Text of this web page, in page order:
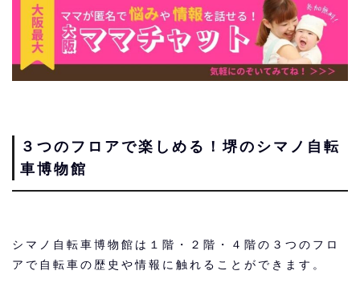
３つのフロアで楽しめる！堺のシマノ自転
車博物館
シマノ自転車博物館は１階・２階・４階の３つのフロ
アで自転車の歴史や情報に触れることができます。